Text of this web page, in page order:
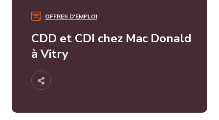
OFFRES D'EMPLOI
CDD et CDI chez Mac Donald
à Vitry